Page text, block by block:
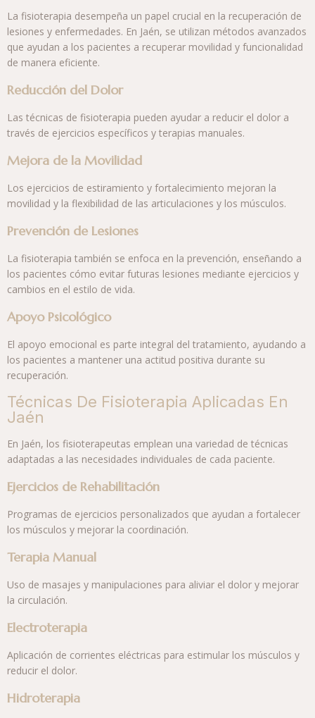
La fisioterapia desempeña un papel crucial en la recuperación de
lesiones y enfermedades. En Jaén, se utilizan métodos avanzados
que ayudan a los pacientes a recuperar movilidad y funcionalidad
de manera eficiente.
Reducción del Dolor
Las técnicas de fisioterapia pueden ayudar a reducir el dolor a
través de ejercicios específicos y terapias manuales.
Mejora de la Movilidad
Los ejercicios de estiramiento y fortalecimiento mejoran la
movilidad y la flexibilidad de las articulaciones y los músculos.
Prevención de Lesiones
La fisioterapia también se enfoca en la prevención, enseñando a
los pacientes cómo evitar futuras lesiones mediante ejercicios y
cambios en el estilo de vida.
Apoyo Psicológico
El apoyo emocional es parte integral del tratamiento, ayudando a
los pacientes a mantener una actitud positiva durante su
recuperación.
Técnicas De Fisioterapia Aplicadas En
Jaén
En Jaén, los fisioterapeutas emplean una variedad de técnicas
adaptadas a las necesidades individuales de cada paciente.
Ejercicios de Rehabilitación
Programas de ejercicios personalizados que ayudan a fortalecer
los músculos y mejorar la coordinación.
Terapia Manual
Uso de masajes y manipulaciones para aliviar el dolor y mejorar
la circulación.
Electroterapia
Aplicación de corrientes eléctricas para estimular los músculos y
reducir el dolor.
Hidroterapia